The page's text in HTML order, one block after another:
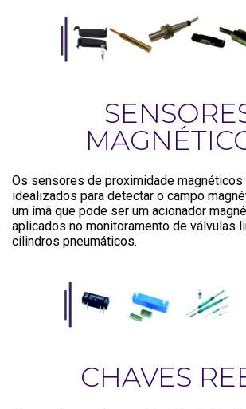
Os sensores de proximidade magnéticos
idealizados para detectar o campo
um ímã que pode ser um acionador
aplicados no monitoramento de válvulas
cilindros pneumáticos.
CHAVES